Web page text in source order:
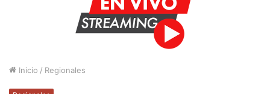
Inicio / Regionales